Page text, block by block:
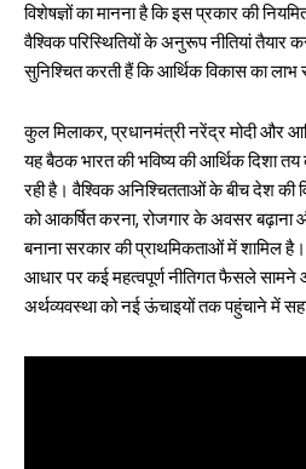
विशेषज्ञों का मानना है कि इस प्रकार की
वैश्विक परिस्थितियों के अनुरूप नीतियां
सुनिश्चित करती हैं कि आर्थिक विकास का
कुल मिलाकर, प्रधानमंत्री नरेंद्र मोदी और
यह बैठक भारत की भविष्य की आर्थिक दिशा तय
रही है। वैश्विक अनिश्चितताओं के बीच देश की
को आकर्षित करना, रोजगार के अवसर
बनाना सरकार की प्राथमिकताओं में शामिल
आधार पर कई महत्वपूर्ण नीतिगत फैसले
अर्थव्यवस्था को नई ऊंचाइयों तक पहुंचाने में